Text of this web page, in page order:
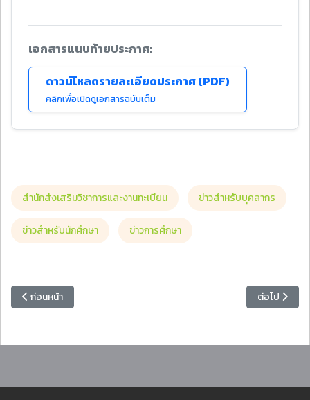
เอกสารแนบท้ายประกาศ:
ดาวน์โหลดรายละเอียดประกาศ (PDF)
คลิกเพื่อเปิดดูเอกสารฉบับเต็ม
สำนักส่งเสริมวิชาการและงานทะเบียน ข่าวสำหรับบุคลากร
ข่าวสำหรับนักศึกษา ข่าวการศึกษา
เนื้อหาก่อนหน้า: ประกาศฯ เรื่อง กําหนดการรับสมัครบุคคลเข้าศึกษาร
ก่อนหน้า เนื้อหาถัดไ
ต่อไป